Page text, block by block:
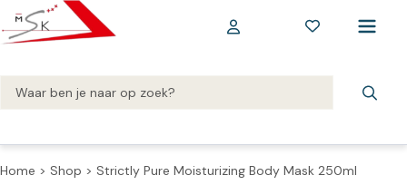
Home > Shop > Strictly Pure Moisturizing Body Mask 250ml